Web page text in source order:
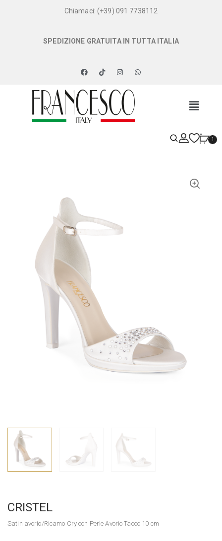
Chiamaci: (+39) 091 7738112
SPEDIZIONE GRATUITA IN TUTTA ITALIA
1
CRISTEL
Satin avorio/Ricamo Cry con Perle Avorio Tacco 10 cm